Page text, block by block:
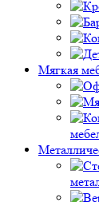
Мягкая